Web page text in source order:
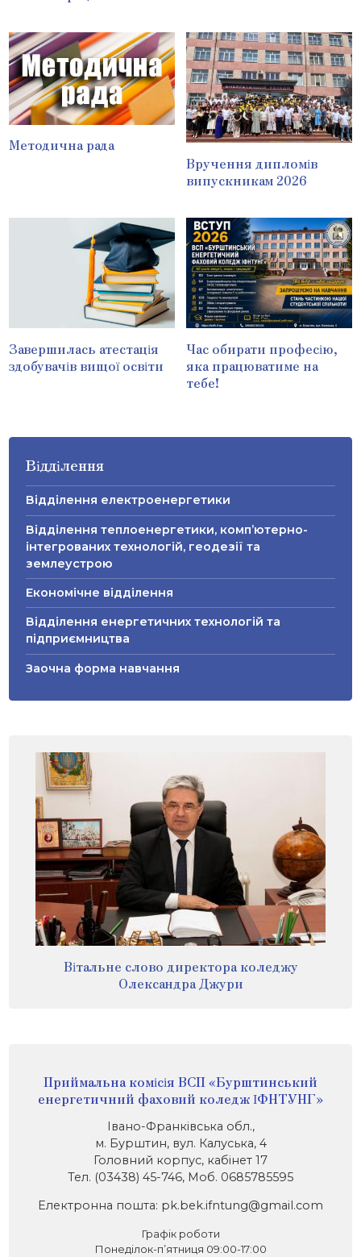
Методична рада
Вручення дипломів
випускникам 2026
Завершилась атестація
здобувачів вищої освіти
Час обирати професію,
яка працюватиме на
тебе!
Відділення
Відділення електроенергетики
Відділення теплоенергетики, комп’ютерно-
інтегрованих технологій, геодезії та
землеустрою
Економічне відділення
Відділення енергетичних технологій та
підприємництва
Заочна форма навчання
Вітальне слово директора коледжу
Олександра Джури
Приймальна комісія ВСП «Бурштинський
енергетичний фаховий коледж ІФНТУНГ»
Івано-Франківська обл.,
м. Бурштин, вул. Калуська, 4
Головний корпус, кабінет 17
Тел. (03438) 45-746, Моб. 0685785595
Електронна пошта: pk.bek.ifntung@gmail.com
Графік роботи
Понеділок-п’ятниця 09:00-17:00